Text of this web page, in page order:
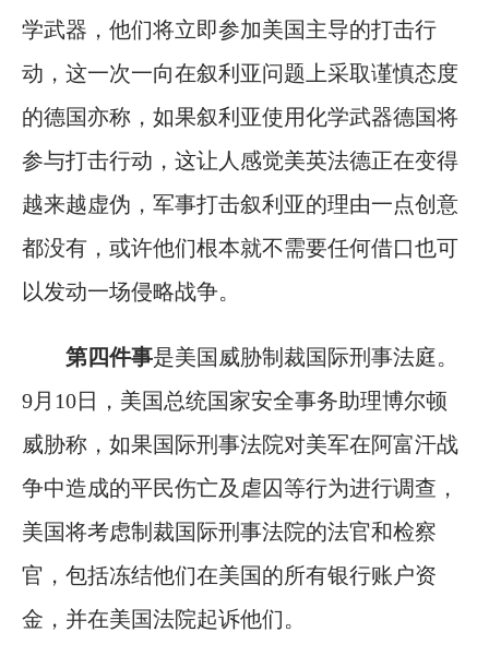
学武器，他们将立即参加美国主导的打击行
动，这一次一向在叙利亚问题上采取谨慎态度
的德国亦称，如果叙利亚使用化学武器德国将
参与打击行动，这让人感觉美英法德正在变得
越来越虚伪，军事打击叙利亚的理由一点创意
都没有，或许他们根本就不需要任何借口也可
以发动一场侵略战争。
第四件事是美国威胁制裁国际刑事法庭。
9月10日，美国总统国家安全事务助理博尔顿
威胁称，如果国际刑事法院对美军在阿富汗战
争中造成的平民伤亡及虐囚等行为进行调查，
美国将考虑制裁国际刑事法院的法官和检察
官，包括冻结他们在美国的所有银行账户资
金，并在美国法院起诉他们。